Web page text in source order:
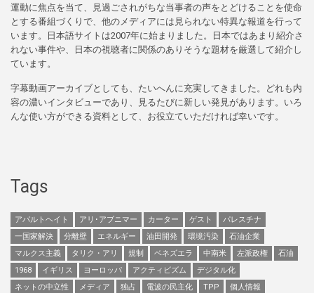
運動に焦点を当て、見過ごされがちな当事者の声をとどけることを使命
とする番組づくりで、他のメディアには見られない特異な報道を行って
います。日本語サイトは2007年に始まりました。日本ではあまり紹介さ
れない事件や、日本の視聴者に関係のありそうな題材を厳選して紹介し
ています。
字幕動画アーカイブとしても、たいへんに充実してきました。どれも内
容の濃いインタビューであり、見るたびに新しい発見があります。いろ
んな使い方ができる資料として、お役立ていただければ幸いです。
Tags
アパルトヘイト アリ･アブニマー カーター ゲスト
パレスチナ
一国家解決
分離壁 エネルギー 油田開発 環境汚染
石油企業
マルクス主義
タリク・アリ 規制 ベネズエラ 中南米 左派政権
石油
1968
イギリス ヨーロッパ アクティビズム
デジタル化
ネットの中立性
メディア 独占 電波の民主化 TPP 個人情報